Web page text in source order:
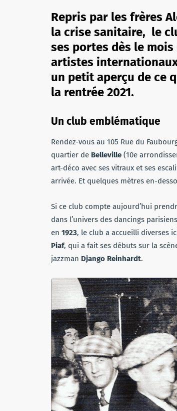
Repris par les frères
la crise sanitaire, le
ses portes dès le
artistes
un petit aperçu de ce
la rentrée 2021.
Un club emblématique
Rendez-vous au 105 Rue du
quartier de Belleville (10e
art-déco avec ses vitraux et ses
arrivée. Et quelques mètres en-
Si ce club compte aujourd’hui
dans l’univers des dancings
en 1923, le club a accueilli diverses
Piaf, qui a fait ses débuts sur la
jazzman Django Reinhardt.